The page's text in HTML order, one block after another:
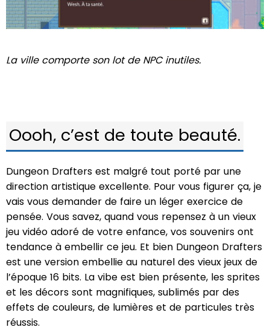
La ville comporte son lot de NPC inutiles.
Oooh, c’est de toute beauté.
Dungeon Drafters est malgré tout porté par une
direction artistique excellente. Pour vous figurer ça, je
vais vous demander de faire un léger exercice de
pensée. Vous savez, quand vous repensez à un vieux
jeu vidéo adoré de votre enfance, vos souvenirs ont
tendance à embellir ce jeu. Et bien Dungeon Drafters
est une version embellie au naturel des vieux jeux de
l’époque 16 bits. La vibe est bien présente, les sprites
et les décors sont magnifiques, sublimés par des
effets de couleurs, de lumières et de particules très
réussis.